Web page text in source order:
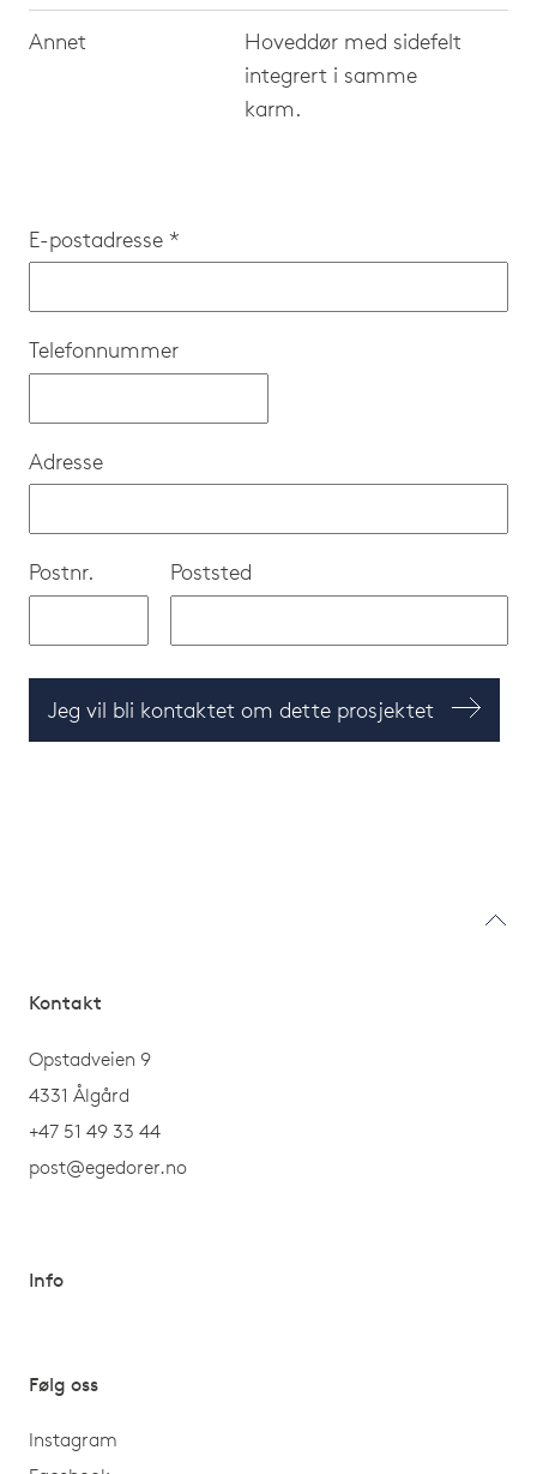
Annet
Hoveddør med sidefelt
integrert i samme
karm.
E-postadresse *
Telefonnummer
Adresse
Postnr. Poststed
Jeg vil bli kontaktet om dette prosjektet
Kontakt
Opstadveien 9
4331 Ålgård
+47 51 49 33 44
post@egedorer.no
Info
Følg oss
Instagram